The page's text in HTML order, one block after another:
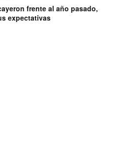
frente al año pasado,
expectativas